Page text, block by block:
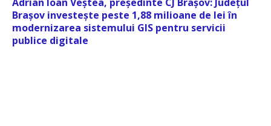
Brașov investește peste 1,88 milioane de lei în
modernizarea sistemului GIS pentru servicii
publice digitale